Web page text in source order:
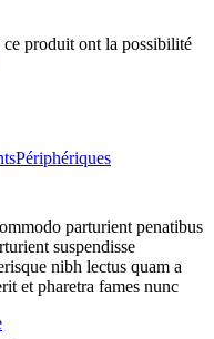
Périphériques
ce produit ont la possibilité
parturient penatibus
suspendisse
nibh lectus quam a
et pharetra fames nunc